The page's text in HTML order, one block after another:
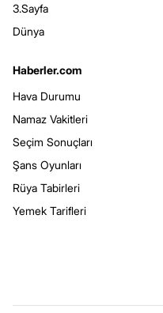
3.Sayfa
Dünya
Haberler.com
Hava Durumu
Namaz Vakitleri
Seçim Sonuçları
Şans Oyunları
Rüya Tabirleri
Yemek Tarifleri